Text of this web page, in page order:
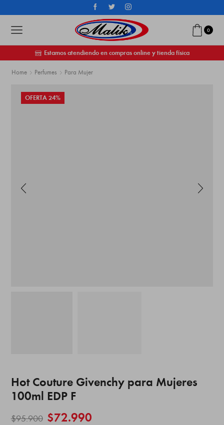
0
Estamos atendiendo en compras online y tienda física
Home Perfumes Para Mujer
OFERTA 24%
Hot Couture Givenchy para Mujeres
100ml EDP F
$95.900 $72.990